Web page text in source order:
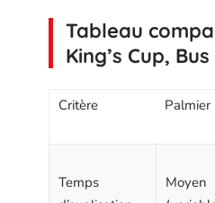
Tableau
King’s Cup,
Critère Palmier
Temps
Moyen